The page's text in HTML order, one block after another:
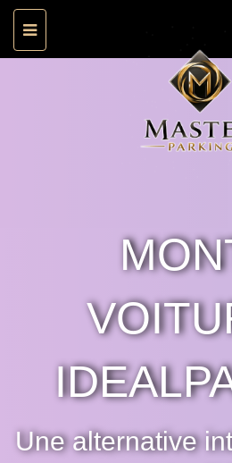
Une alternative